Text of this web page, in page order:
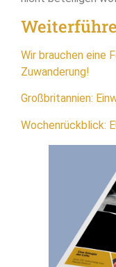
Wir brauchen eine
Zuwanderung!
Großbritannien:
Wochenrückblick: